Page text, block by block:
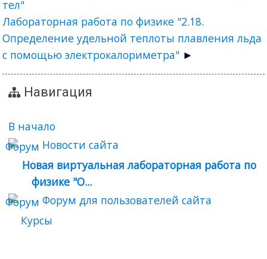
тел"
Лабораторная работа по физике "2.18.
Определение удельной теплоты плавления льда
с помощью электрокалориметра"
Навигация
В начало
Новости сайта
Новая виртуальная лабораторная работа по
физике "О...
Форум для пользователей сайта
Курсы